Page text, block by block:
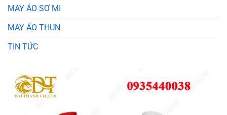
MAY ÁO SƠ MI
MAY ÁO THUN
TIN TỨC